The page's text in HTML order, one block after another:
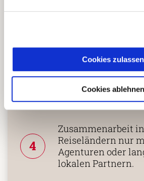
Cookies zulassen
Cookies ablehnen
Tourismuspreisen
ausgezeichnet und
nachhaltiges
zertifiziert.
4
Zusammenarbeit
Reiseländern nur
Agenturen oder
lokalen Partnern.